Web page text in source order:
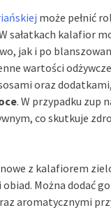
może pełnić
sałatkach kalafior
jak i po
wartości
oraz
. W przypadku zup
co skutkuje
z kalafiorem
obiad. Można dodać
aromatycznymi